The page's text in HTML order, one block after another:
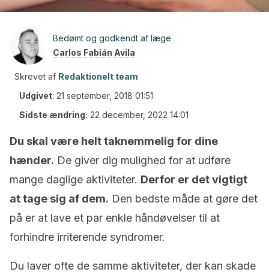
Bedømt og godkendt af læge
Carlos Fabián Avila
Skrevet af Redaktionelt team
Udgivet: 21 september, 2018 01:51
Sidste ændring: 22 december, 2022 14:01
Du skal være helt taknemmelig for dine
hænder. De giver dig mulighed for at udføre
mange daglige aktiviteter. Derfor er det vigtigt
at tage sig af dem. Den bedste måde at gøre det
på er at lave et par enkle håndøvelser til at
forhindre irriterende syndromer.
Du laver ofte de samme aktiviteter, der kan skade